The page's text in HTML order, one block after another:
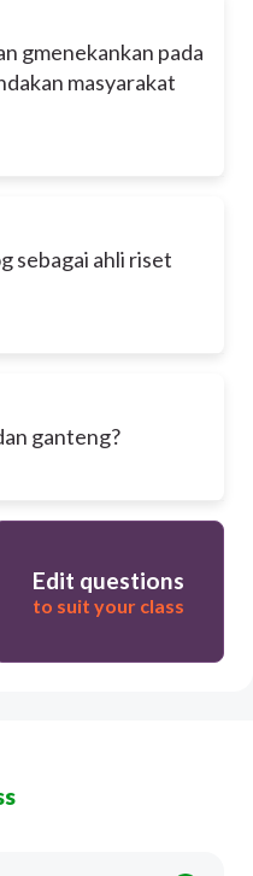
gmenekankan pada
masyarakat
sebagai ahli riset
ganteng?
Edit questions
to suit your class